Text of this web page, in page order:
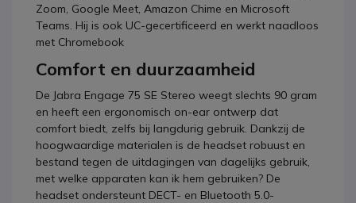
Zoom, Google Meet, Amazon Chime en Microsoft
Teams. Hij is ook UC-gecertificeerd en werkt naadloos
met Chromebook
Comfort en duurzaamheid
De Jabra Engage 75 SE Stereo weegt slechts 90 gram
en heeft een ergonomisch on-ear ontwerp dat
comfort biedt, zelfs bij langdurig gebruik. Dankzij de
hoogwaardige materialen is de headset robuust en
bestand tegen de uitdagingen van dagelijks gebruik,
met welke apparaten kan ik hem gebruiken? De
headset ondersteunt DECT- en Bluetooth 5.0-